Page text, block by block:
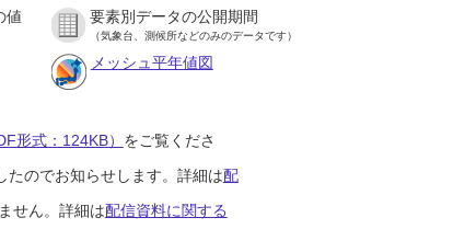
値 要素別データの公開期間
（気象台、測候所などのみのデータです）
メッシュ平年値図
形式：124KB） をご覧くださ
のでお知らせします。詳細は配
せん。詳細は配信資料に関する